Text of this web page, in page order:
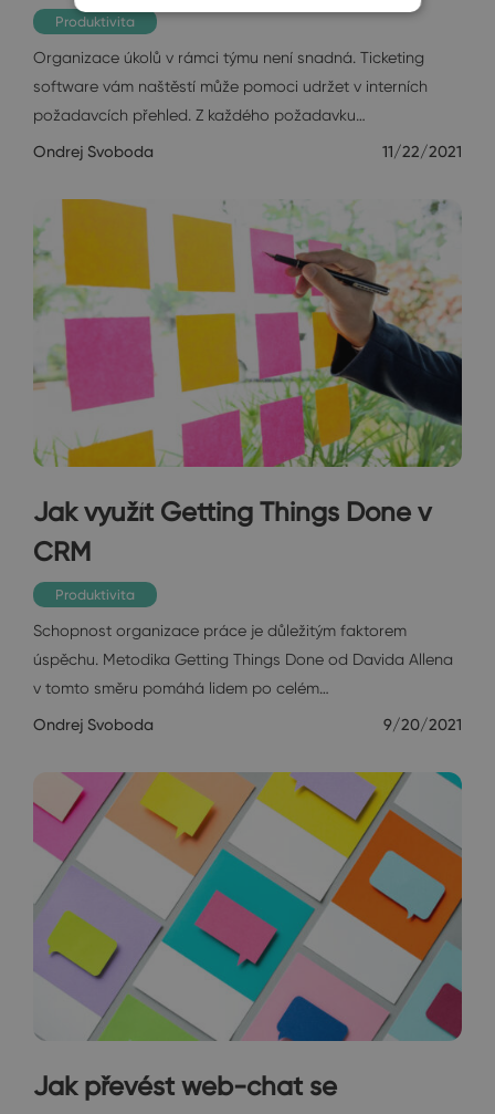
Produktivita
Organizace úkolů v rámci týmu není snadná. Ticketing
software vám naštěstí může pomoci udržet v interních
požadavcích přehled. Z každého požadavku…
Ondrej Svoboda 11/22/2021
Jak využít Getting Things Done v
CRM
Produktivita
Schopnost organizace práce je důležitým faktorem
úspěchu. Metodika Getting Things Done od Davida Allena
v tomto směru pomáhá lidem po celém…
Ondrej Svoboda 9/20/2021
Jak převést web-chat se